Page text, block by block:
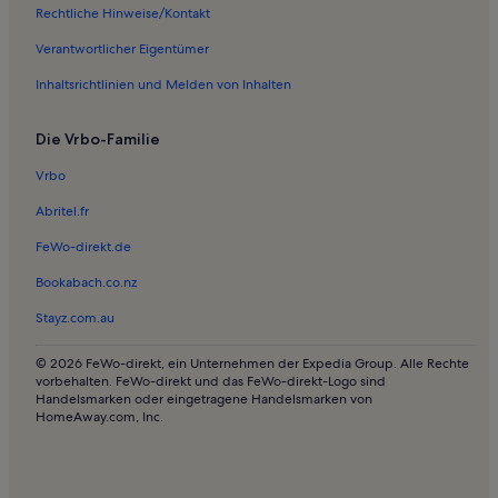
Ferienwohnungen in Vulkan Chinyero
Ferienwohnungen in Antiker Drachenbaum
Ferienwohnungen in Windhöhle
Ferienwohnungen in Strand des Fraile
Ferienwohnungen in Strand von Las Arenas
Ferienwohnungen in Isla Baja
Ferienwohnungen in Los Silos
Ferienwohnungen in Valle de Arriba
Ferienwohnungen in Buenavista del Norte
Ferienwohnungen in Jachthafen Los Gigantes
Ferienwohnungen in Genovés
Ferienwohnungen in Strand von San Marcos
Rechtliche Hinweise/Kontakt
Verantwortlicher Eigentümer
Inhaltsrichtlinien und Melden von Inhalten
Die Vrbo-Familie
Vrbo
Abritel.fr
FeWo-direkt.de
Bookabach.co.nz
Stayz.com.au
© 2026 FeWo-direkt, ein Unternehmen der Expedia Group. Alle Rechte
vorbehalten. FeWo-direkt und das FeWo-direkt-Logo sind
Handelsmarken oder eingetragene Handelsmarken von
HomeAway.com, Inc.